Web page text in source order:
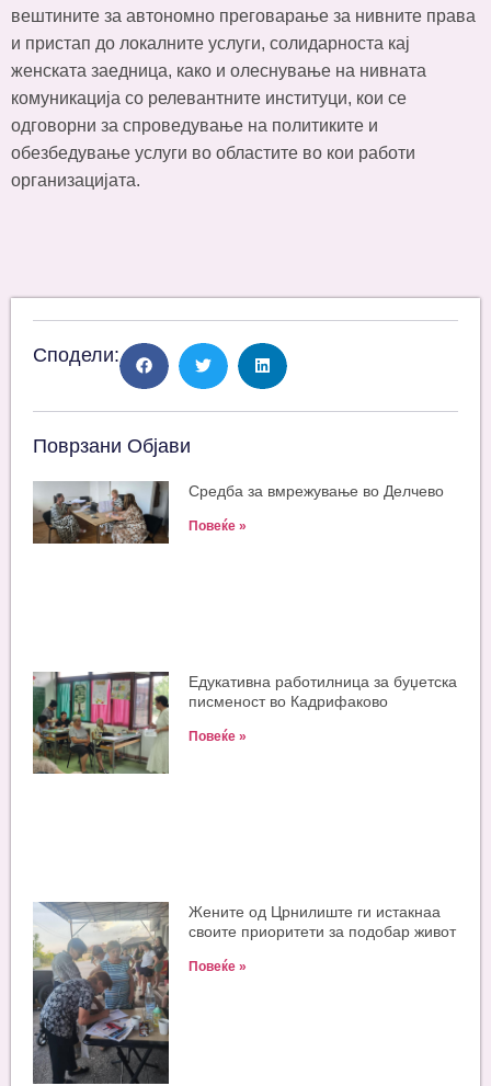
вештините за автономно преговарање за нивните права
и пристап до локалните услуги, солидарноста кај
женската заедница, како и олеснување на нивната
комуникација со релевантните институци, кои се
одговорни за спроведување на политиките и
обезбедување услуги во областите во кои работи
организацијата.
Сподели:
Поврзани Објави
Средба за вмрежување во Делчево
Повеќе »
Едукативна работилница за буџетска
писменост во Кадрифаково
Повеќе »
Жените од Црнилиште ги истакнаа
своите приоритети за подобар живот
Повеќе »